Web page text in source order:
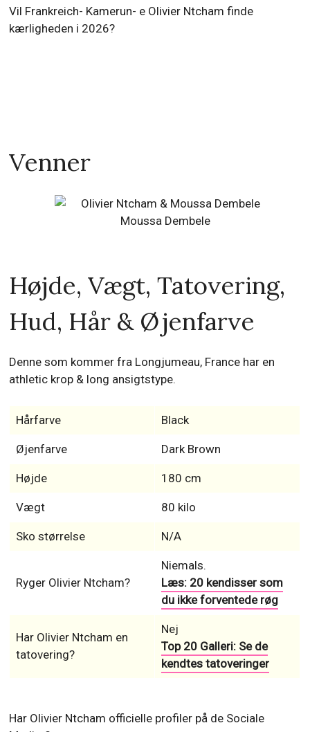
Vil Frankreich- Kamerun- e Olivier Ntcham finde
kærligheden i 2026?
Venner
Moussa Dembele
Højde, Vægt, Tatovering,
Hud, Hår & Øjenfarve
Denne som kommer fra Longjumeau, France har en
athletic krop & long ansigtstype.
Hårfarve Black
Øjenfarve Dark Brown
Højde 180 cm
Vægt 80 kilo
Sko størrelse N/A
Ryger Olivier Ntcham?
Niemals.
Læs: 20 kendisser som
du ikke forventede røg
Har Olivier Ntcham en
tatovering?
Nej
Top 20 Galleri: Se de
kendtes tatoveringer
Har Olivier Ntcham officielle profiler på de Sociale